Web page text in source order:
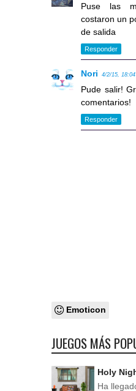
Puse las
costaron un
de salida
Responder
Nori 4/2/15, 18:04
Pude salir!
comentarios!
Responder
Emoticon
JUEGOS MÁS
Holy
Ha